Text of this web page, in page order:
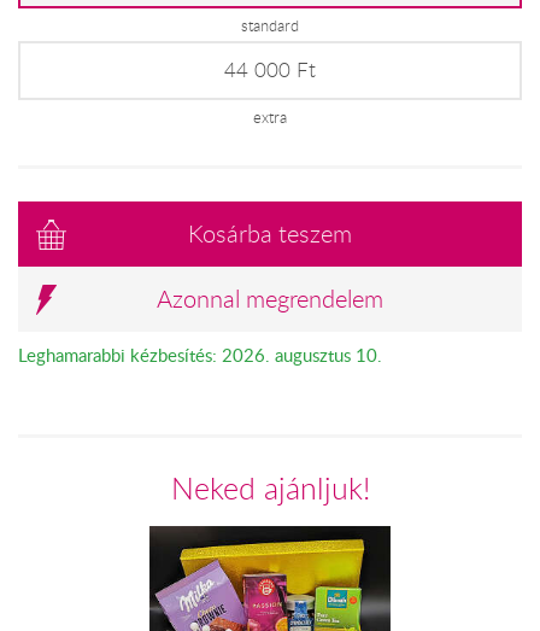
standard
44 000 Ft
extra
Kosárba teszem
Azonnal megrendelem
Leghamarabbi kézbesítés: 2026. augusztus 10.
Neked ajánljuk!